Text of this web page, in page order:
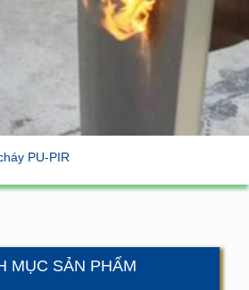
PU-PIR
MỤC SẢN PHẨM